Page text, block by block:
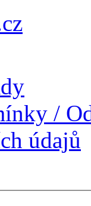
/
údajů